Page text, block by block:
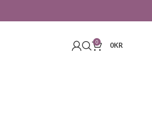
0 0KR